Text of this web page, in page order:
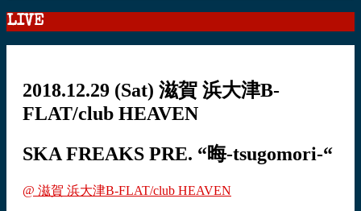
LIVE
2018.12.29 (Sat) 滋賀 浜大津B-
FLAT/club HEAVEN
SKA FREAKS PRE. “晦-tsugomori-“
@ 滋賀 浜大津B-FLAT/club HEAVEN